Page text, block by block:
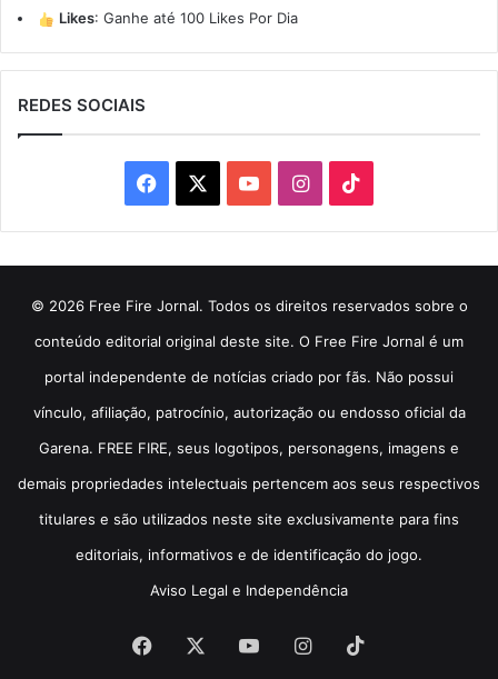
Likes: Ganhe até 100 Likes Por Dia
REDES SOCIAIS
Facebook YouTubeInstagram
© 2026 Free Fire Jornal. Todos os direitos reservados sobre o
conteúdo editorial original deste site. O Free Fire Jornal é um
portal independente de notícias criado por fãs. Não possui
vínculo, afiliação, patrocínio, autorização ou endosso oficial da
Garena. FREE FIRE, seus logotipos, personagens, imagens e
demais propriedades intelectuais pertencem aos seus respectivos
titulares e são utilizados neste site exclusivamente para fins
editoriais, informativos e de identificação do jogo.
Aviso Legal e Independência
Facebook YouTubeInstagram